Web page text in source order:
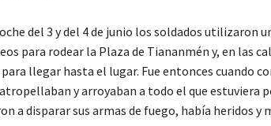
del 3 y del 4 de junio los soldados utilizaron
para rodear la Plaza de Tiananmén y, en las
llegar hasta el lugar. Fue entonces cuando
y arroyaban a todo el que estuviera
a disparar sus armas de fuego, había heridos y